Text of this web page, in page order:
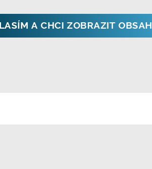
A CHCI ZOBRAZIT OBSAH